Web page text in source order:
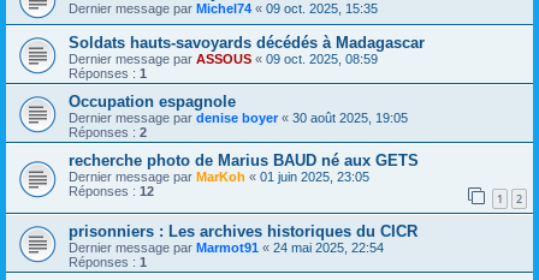
Dernier message par Michel74 « 09 oct. 2025, 15:35
Soldats hauts-savoyards décédés à Madagascar
Dernier message par ASSOUS « 09 oct. 2025, 08:59
Réponses : 1
Occupation espagnole
Dernier message par denise boyer « 30 août 2025, 19:05
Réponses : 2
recherche photo de Marius BAUD né aux GETS
Dernier message par MarKoh « 01 juin 2025, 23:05
Réponses : 12 1 2
prisonniers : Les archives historiques du CICR
Dernier message par Marmot91 « 24 mai 2025, 22:54
Réponses : 1